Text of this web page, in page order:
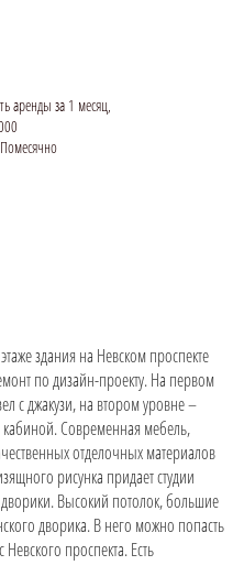
аренды за 1 месяц,
Помесячно
здания на Невском проспекте
по дизайн-проекту. На первом
с джакузи, на втором уровне –
кабиной. Современная мебель,
отделочных материалов
рисунка придает студии
Высокий потолок, большие
дворика. В него можно попасть
проспекта. Есть